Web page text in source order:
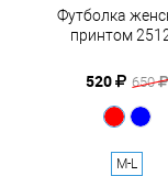
Футболка
принтом
520 650
M-L